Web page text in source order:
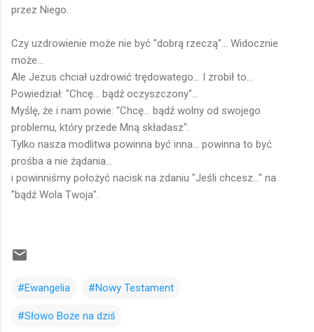
przez Niego.
Czy uzdrowienie może nie być "dobrą rzeczą"... Widocznie
może...
Ale Jezus chciał uzdrowić trędowatego... I zrobił to...
Powiedział: "Chcę... bądź oczyszczony"...
Myślę, że i nam powie: "Chcę... bądź wolny od swojego
problemu, który przede Mną składasz".
Tylko nasza modlitwa powinna być inna... powinna to być
prośba a nie żądania...
i powinniśmy położyć nacisk na zdaniu "Jeśli chcesz..." na
"bądź Wola Twoja".
#Ewangelia #Nowy Testament
#Słowo Boże na dziś